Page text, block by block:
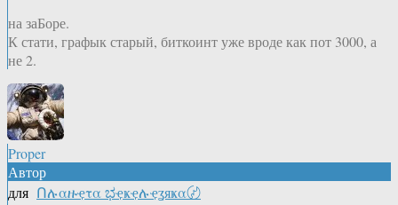
на заБоре.
К стати, графык старый, биткоинт уже вроде как пот 3000, а
не 2.
Proper
Автор
для Ոሉαዙҿτα ಭҿҝҿሉҿʓяҝα〄